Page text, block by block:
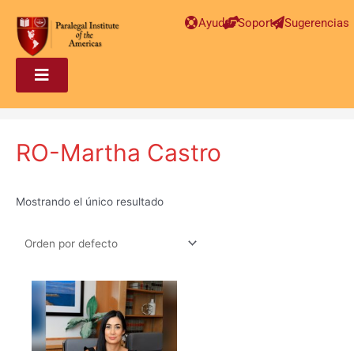
Ayuda Soporte Sugerencias
RO-Martha Castro
Mostrando el único resultado